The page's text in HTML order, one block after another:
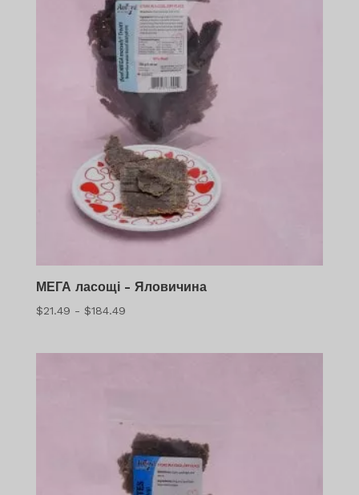
МЕГА ласощі - Яловичина
$21.49 - $184.49Діапазон